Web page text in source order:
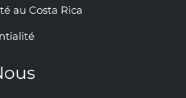
au Costa Rica